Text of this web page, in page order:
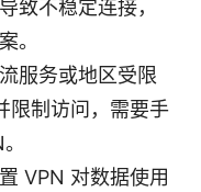
致不稳定连接，
。
服务或地区受限
限制访问，需要手
VPN 对数据使用